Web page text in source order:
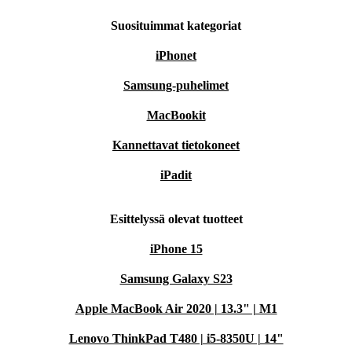
Suosituimmat kategoriat
iPhonet
Samsung-puhelimet
MacBookit
Kannettavat tietokoneet
iPadit
Esittelyssä olevat tuotteet
iPhone 15
Samsung Galaxy S23
Apple MacBook Air 2020 | 13.3" | M1
Lenovo ThinkPad T480 | i5-8350U | 14"